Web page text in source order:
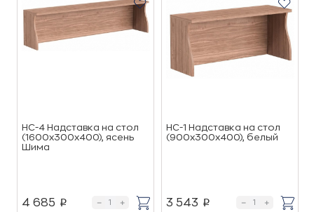
НС-4 Надставка на стол
(1600х300х400), ясень
Шима
4 685 p
НС-1 Надставка на стол
(900х300х400), белый
3 543 p